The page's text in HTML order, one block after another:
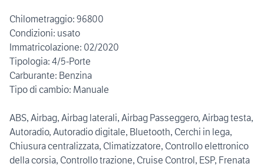
Chilometraggio: 96800
Condizioni: usato
Immatricolazione: 02/2020
Tipologia: 4/5-Porte
Carburante: Benzina
Tipo di cambio: Manuale
ABS, Airbag, Airbag laterali, Airbag Passeggero, Airbag testa,
Autoradio, Autoradio digitale, Bluetooth, Cerchi in lega,
Chiusura centralizzata, Climatizzatore, Controllo elettronico
della corsia, Controllo trazione, Cruise Control, ESP, Frenata